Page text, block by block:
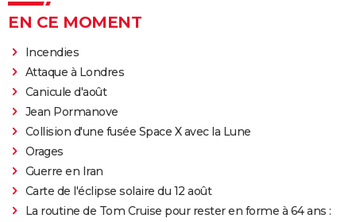
EN CE MOMENT
Incendies
Attaque à Londres
Canicule d'août
Jean Pormanove
Collision d'une fusée Space X avec la Lune
Orages
Guerre en Iran
Carte de l'éclipse solaire du 12 août
La routine de Tom Cruise pour rester en forme à 64 ans :